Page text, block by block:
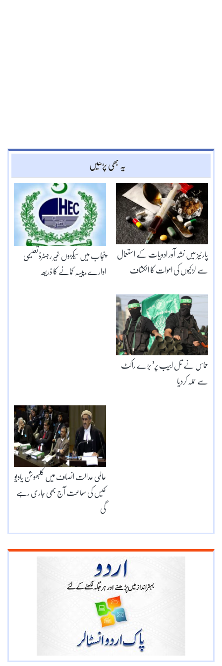
یہ بھی پڑھیں
پنجاب میں سیکڑوں غیر رجسٹرڈتعلیمی
ادارے ،پیسہ کمانے کا ذریعہ
پارٹیز میں نشہ آور ادویات کے استعمال
سے لڑکیوں کی اموات کا انکشاف
حماس نے تل ابیب پر’ بڑے راکٹ
سے حملہ کردیا
عالمی عدالت انصاف میں کلبھوشن یادیو
کیس کی سماعت آج بھی جاری رہے
گی